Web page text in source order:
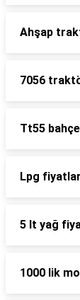
Ahşap
7056
Tt55
Lpg
5 lt yağ
1000 lik